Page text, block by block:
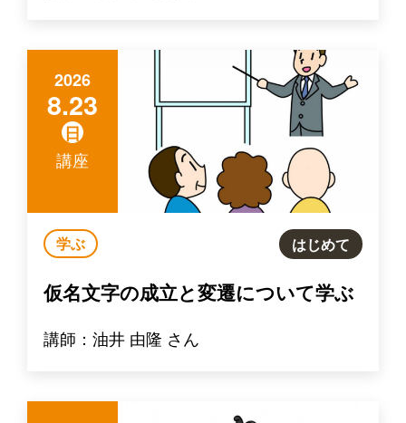
2026
8.23
日
講座
学ぶ はじめて
仮名文字の成立と変遷について学ぶ
講師：油井 由隆 さん